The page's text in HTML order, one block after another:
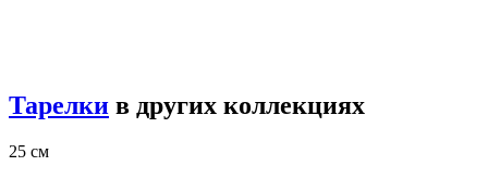
Тарелки в других коллекциях
25 см